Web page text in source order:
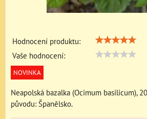
Hodnocení produktu:
Vaše hodnocení:
NOVINKA
Neapolská bazalka (Ocimum basilicum),
původu: Španělsko.